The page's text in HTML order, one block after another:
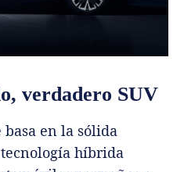
verdadero SUV
basa en la sólida
híbrida